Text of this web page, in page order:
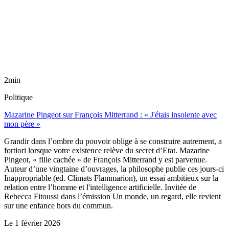
2min
Politique
Mazarine Pingeot sur François Mitterrand : « J'étais insolente avec
mon père »
Grandir dans l’ombre du pouvoir oblige à se construire autrement, a
fortiori lorsque votre existence relève du secret d’Etat. Mazarine
Pingeot, « fille cachée » de François Mitterrand y est parvenue.
Auteur d’une vingtaine d’ouvrages, la philosophe publie ces jours-ci
Inappropriable (ed. Climats Flammarion), un essai ambitieux sur la
relation entre l’homme et l'intelligence artificielle. Invitée de
Rebecca Fitoussi dans l’émission Un monde, un regard, elle revient
sur une enfance hors du commun.
Le 1 février 2026